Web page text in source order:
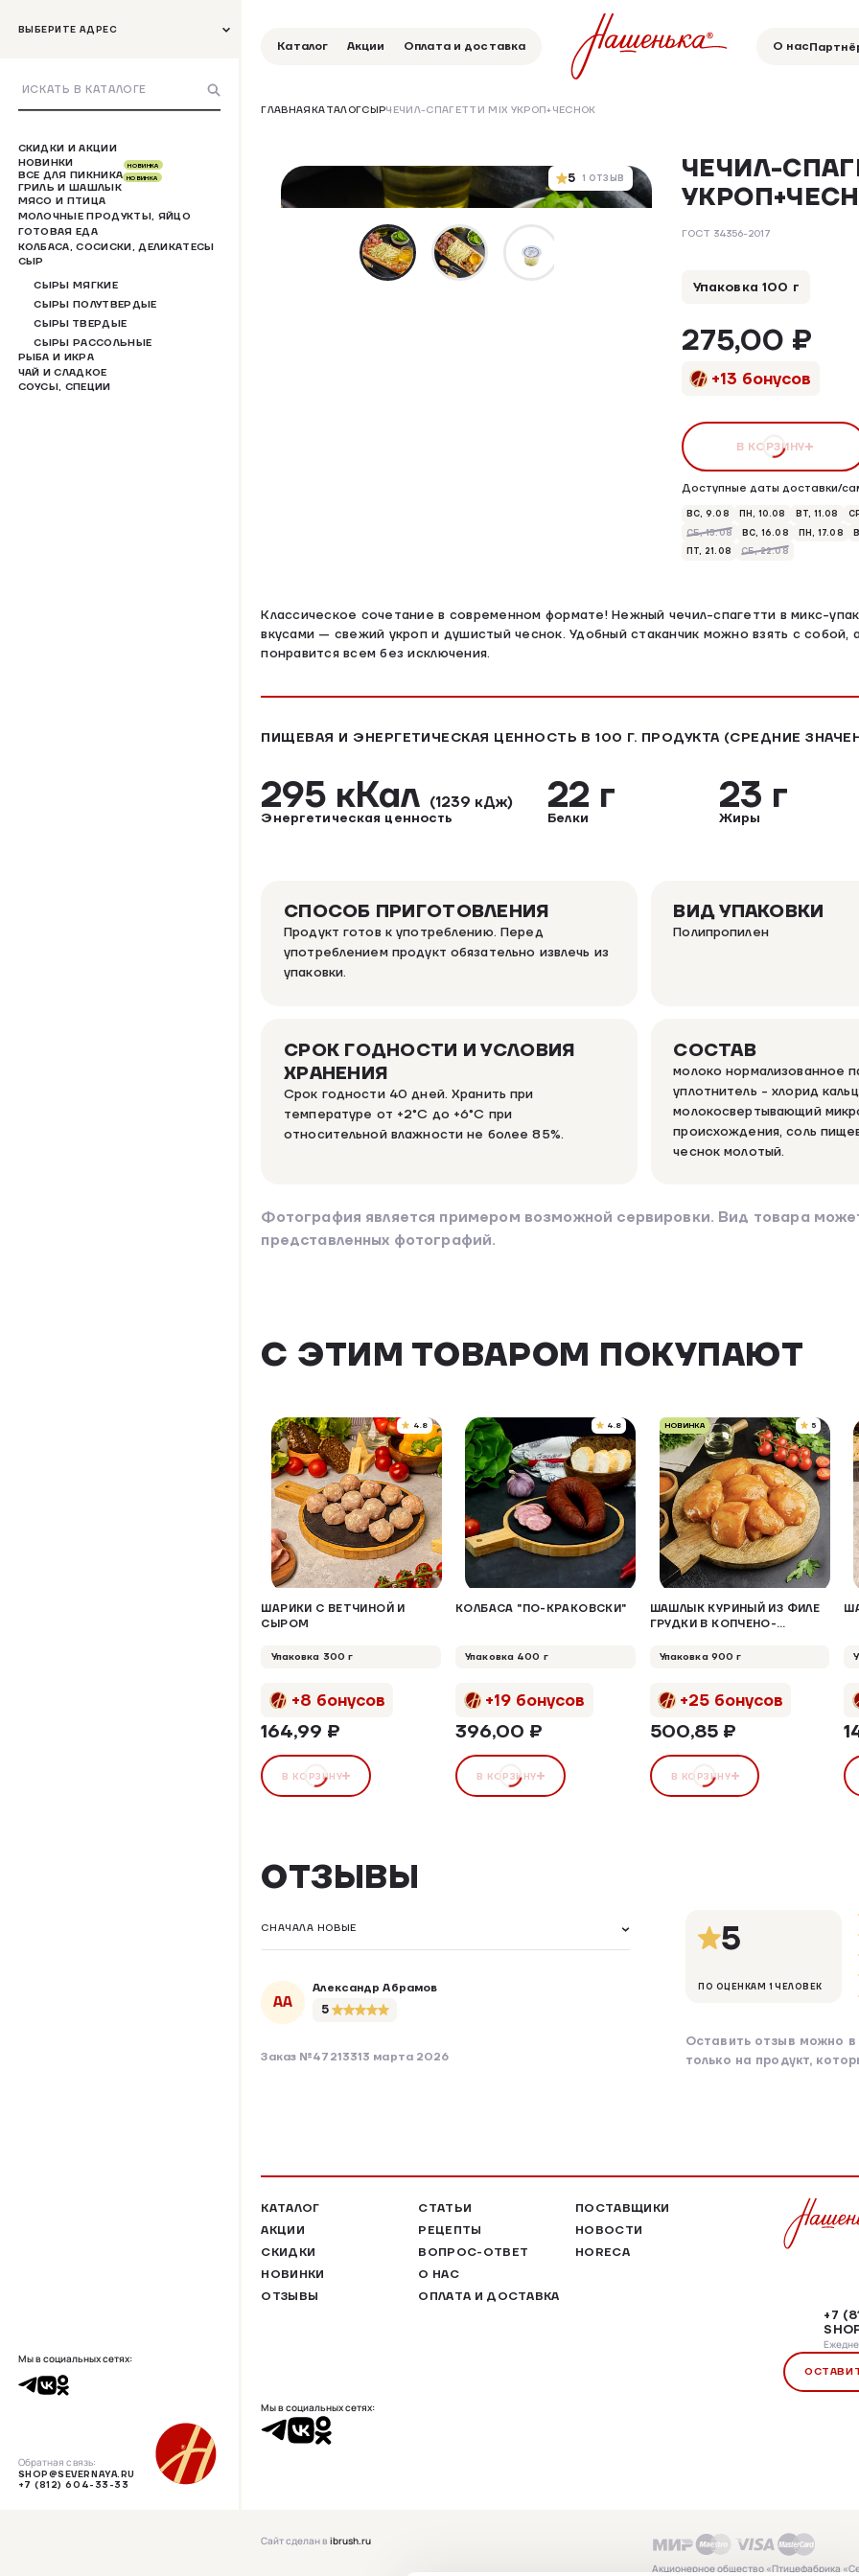
ВЫБЕРИТЕ АДРЕС
СКИДКИ И АКЦИИ
НОВИНКИ
ВСЕ ДЛЯ ПИКНИКА
НОВИНКА
ГРИЛЬ И ШАШЛЫК
НОВИНКА
МЯСО И ПТИЦА
МОЛОЧНЫЕ ПРОДУКТЫ, ЯЙЦО
ГОТОВАЯ ЕДА
КОЛБАСА, СОСИСКИ, ДЕЛИКАТЕСЫ
СЫР
СЫРЫ МЯГКИЕ
СЫРЫ ПОЛУТВЕРДЫЕ
СЫРЫ ТВЕРДЫЕ
СЫРЫ РАССОЛЬНЫЕ
РЫБА И ИКРА
ЧАЙ И СЛАДКОЕ
СОУСЫ, СПЕЦИИ
Мы в социальных сетях:
Обратная связь:
SHOP@SEVERNAYA.RU
+7 (812) 604-33-33
Каталог Акции Оплата и доставка О нас
ГЛАВНАЯКАТАЛОГСЫРЧЕЧИЛ-СПАГЕТТИ MIX УКРОП+ЧЕСНОК
5 1 ОТЗЫВ
ЧЕЧИЛ-
ГОСТ 34356-2017
Доступные даты доставки/
ВС, 9.08 ПН, 10.08 ВТ, 11.08
СБ, 15.08
ВС, 16.08 ПН, 17.08
ПТ, 21.08
СБ, 22.08
Упаковка 100 г
275,00 ₽
+13 бонусов
В КОРЗИНУ
Классическое сочетание в современном формате! Нежный чечил-спагетти в микс-
вкусами — свежий укроп и душистый чеснок. Удобный стаканчик можно взять с собой,
понравится всем без исключения.
ПИЩЕВАЯ И ЭНЕРГЕТИЧЕСКАЯ ЦЕННОСТЬ В 100 Г. ПРОДУКТА (СРЕДНИЕ
295 кКал (1239 кДж)
Энергетическая ценность
22 г
Белки
23 г
Жиры
СПОСОБ ПРИГОТОВЛЕНИЯ
Продукт готов к употреблению. Перед
употреблением продукт обязательно извлечь из
упаковки.
ВИД УПАКОВКИ
Полипропилен
СРОК ГОДНОСТИ И УСЛОВИЯ
ХРАНЕНИЯ
Срок годности 40 дней. Хранить при
температуре от +2°С до +6°С при
относительной влажности не более 85%.
СОСТАВ
молоко нормализованное
уплотнитель - хлорид
молокосвертывающий
происхождения, соль
чеснок молотый.
Фотография является примером возможной сервировки. Вид товара
представленных фотографий.
С ЭТИМ ТОВАРОМ ПОКУПАЮТ
4.8
ШАРИКИ С ВЕТЧИНОЙ И
СЫРОМ
Упаковка 300 г
+8 бонусов
164,99 ₽
В КОРЗИНУ
4.8
КОЛБАСА "ПО-КРАКОВСКИ"
Упаковка 400 г
+19 бонусов
396,00 ₽
В КОРЗИНУ
НОВИНКА 5
ШАШЛЫК КУРИНЫЙ ИЗ ФИЛЕ
ГРУДКИ В КОПЧЕНО-
Упаковка 900 г
+25 бонусов
500,85 ₽
В КОРЗИНУ
ОТЗЫВЫ
СНАЧАЛА НОВЫЕ
АА
Александр Абрамов
5
Заказ №47213313 марта 2026
5
ПО ОЦЕНКАМ 1 ЧЕЛОВЕК
Оставить отзыв можно в
только на продукт,
КАТАЛОГ
АКЦИИ
СКИДКИ
НОВИНКИ
ОТЗЫВЫ
СТАТЬИ
РЕЦЕПТЫ
ВОПРОС-ОТВЕТ
О НАС
ОПЛАТА И ДОСТАВКА
ПОСТАВЩИКИ
НОВОСТИ
HORECA
Мы в социальных сетях:
+7
Сайт сделан вibrush.ru
Акционерное общество «Птицефабрика